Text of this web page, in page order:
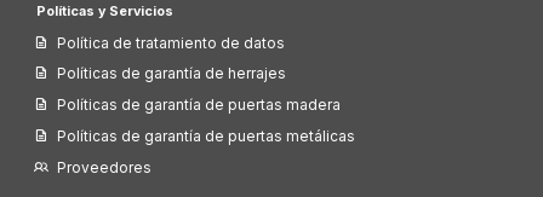
Políticas y Servicios
Política de tratamiento de datos
Políticas de garantía de herrajes
Políticas de garantía de puertas madera
Políticas de garantía de puertas metálicas
Proveedores